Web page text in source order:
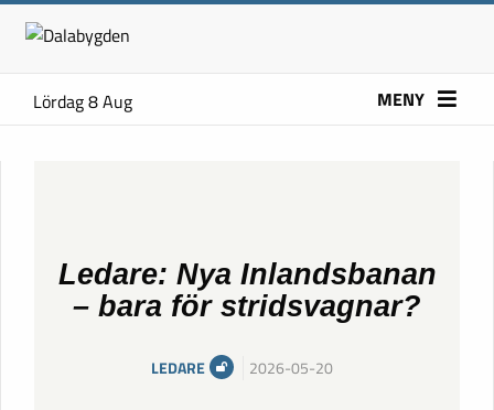
Lördag 8 Aug MENY
Ledare: Nya Inlandsbanan
– bara för stridsvagnar?
LEDARE 2026-05-20